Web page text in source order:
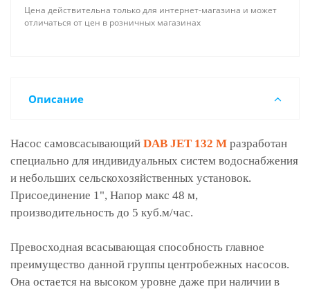
Цена действительна только для интернет-магазина и может
отличаться от цен в розничных магазинах
Описание
Насос самовсасывающий DAB JET 132 M разработан
специально для индивидуальных систем водоснабжения
и небольших сельскохозяйственных установок.
Присоединение 1", Напор макс 48 м,
производительность до 5 куб.м/час.
Превосходная всасывающая способность главное
преимущество данной группы центробежных насосов.
Она остается на высоком уровне даже при наличии в